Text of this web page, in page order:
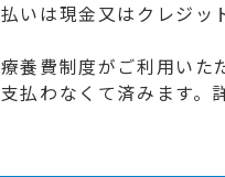
払いは現金又はクレジ
療養費制度がご利用い
払わなくて済みます。